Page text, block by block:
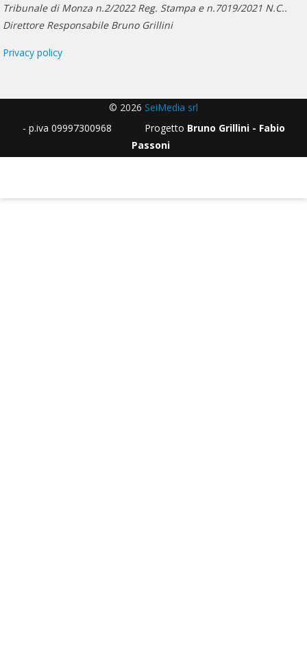
Tribunale di Monza n.2/2022 Reg. Stampa e n.7019/2021 N.C..
Direttore Responsabile Bruno Grillini
Privacy policy
© 2026 SeiMedia srl
- p.iva 09997300968 Progetto Bruno Grillini - Fabio
Passoni